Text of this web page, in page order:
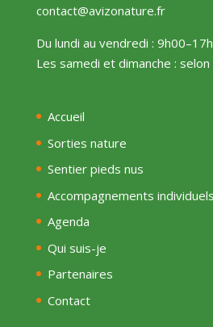
contact@avizonature.fr
Du lundi au vendredi :
Les samedi et dimanche :
Accueil
Sorties nature
Sentier pieds nus
Accompagnements individuels
Agenda
Qui suis-je
Partenaires
Contact